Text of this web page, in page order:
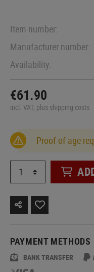
Item number:
Manufacturer number:
Availability:
€61.90
incl. VAT, plus shipping costs
Proof of age
PAYMENT METHODS
BANK TRANSFER